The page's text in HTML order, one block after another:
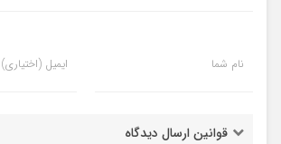
نام شما ایمیل (اختیاری)
قوانین ارسال دیدگاه